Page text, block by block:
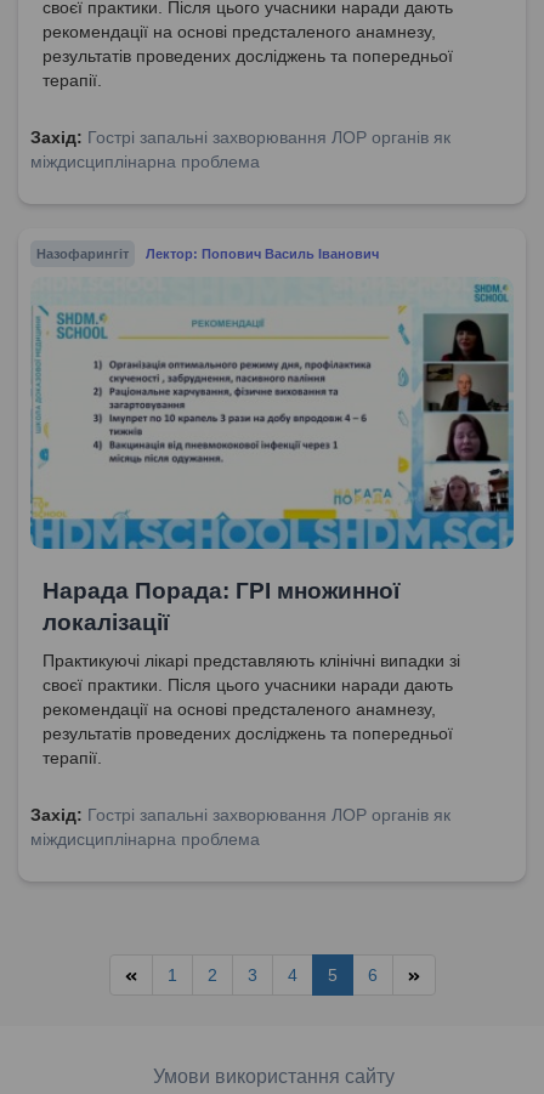
своєї практики. Після цього учасники наради дають
рекомендації на основі предсталеного анамнезу,
результатів проведених досліджень та попередньої
терапії.
Захід: Гострі запальні захворювання ЛОР органів як
міждисциплінарна проблема
Назофарингіт Лектор: Попович Василь Іванович
Нарада Порада: ГРІ множинної
локалізації
Практикуючі лікарі представляють клінічні випадки зі
своєї практики. Після цього учасники наради дають
рекомендації на основі предсталеного анамнезу,
результатів проведених досліджень та попередньої
терапії.
Захід: Гострі запальні захворювання ЛОР органів як
міждисциплінарна проблема
1 2 3 4 5 6
Умови використання сайту